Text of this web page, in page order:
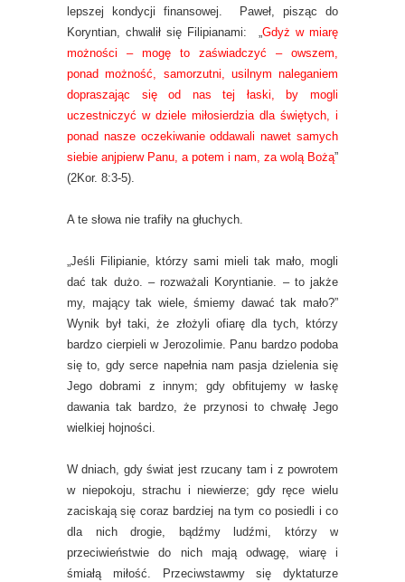
lepszej kondycji finansowej. Paweł, pisząc do
Koryntian, chwalił się Filipianami: „Gdyż w miarę
możności – mogę to zaświadczyć – owszem,
ponad możność, samorzutni, usilnym naleganiem
dopraszając się od nas tej łaski, by mogli
uczestniczyć w dziele miłosierdzia dla świętych, i
ponad nasze oczekiwanie oddawali nawet samych
siebie anjpierw Panu, a potem i nam, za wolą Bożą”
(2Kor. 8:3-5).
A te słowa nie trafiły na głuchych.
„Jeśli Filipianie, którzy sami mieli tak mało, mogli
dać tak dużo. – rozważali Koryntianie. – to jakże
my, mający tak wiele, śmiemy dawać tak mało?”
Wynik był taki, że złożyli ofiarę dla tych, którzy
bardzo cierpieli w Jerozolimie. Panu bardzo podoba
się to, gdy serce napełnia nam pasja dzielenia się
Jego dobrami z innym; gdy obfitujemy w łaskę
dawania tak bardzo, że przynosi to chwałę Jego
wielkiej hojności.
W dniach, gdy świat jest rzucany tam i z powrotem
w niepokoju, strachu i niewierze; gdy ręce wielu
zaciskają się coraz bardziej na tym co posiedli i co
dla nich drogie, bądźmy ludźmi, którzy w
przeciwieństwie do nich mają odwagę, wiarę i
śmiałą miłość. Przeciwstawmy się dyktaturze